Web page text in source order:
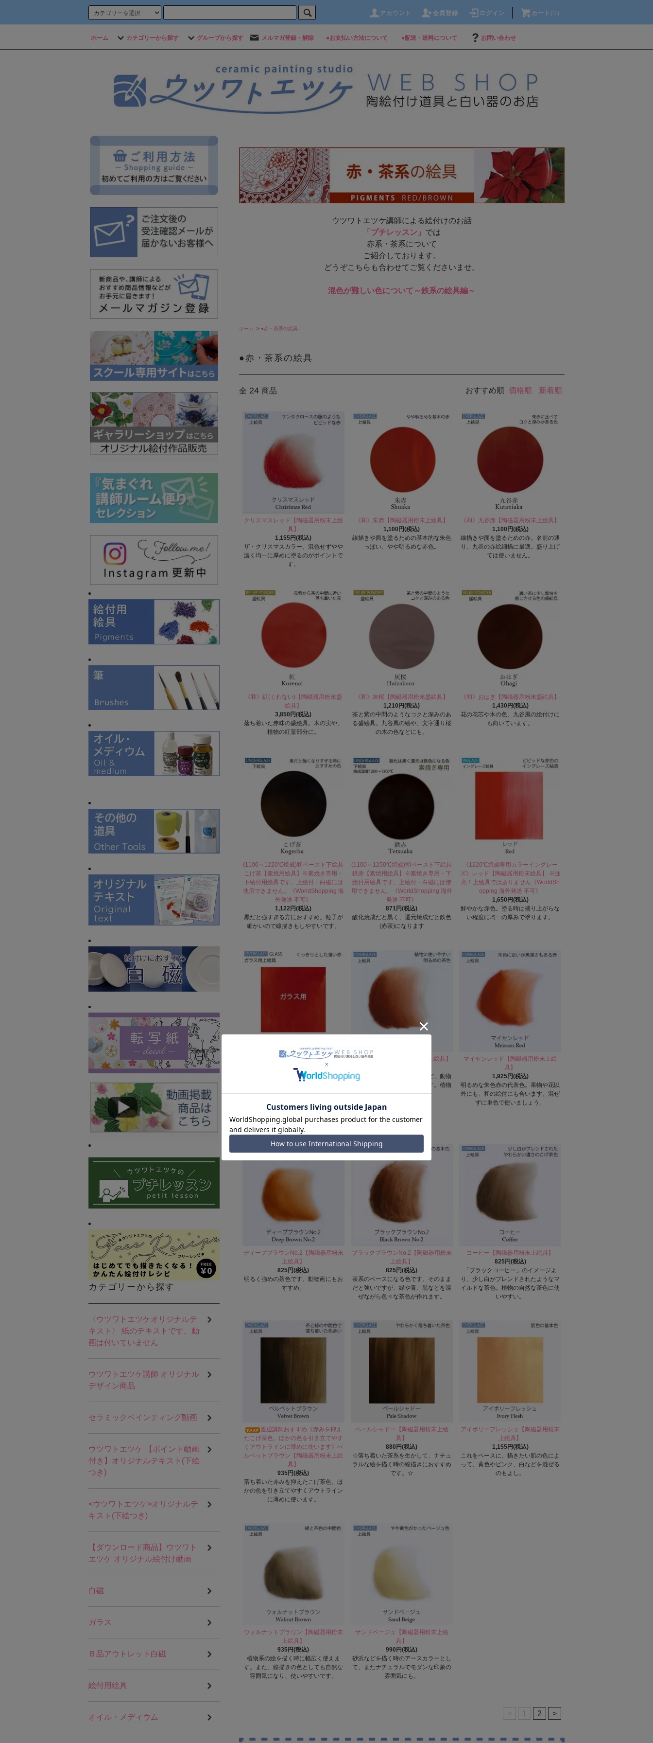
アカウント 会員登録 ログイン カート (0)
ホーム カテゴリーから探す グループから探す メルマガ登録・解除 ●お支払い方法について ●配送・送料について お問い合わせ
ウツワトエツケ講師による絵付けのお話
「プチレッスン」 では
赤系・茶系について
ご紹介しております。
どうぞこちらも合わせてご覧くださいませ。
混色が難しい色について～鉄系の絵具編～
ホーム > ●赤・茶系の絵具
●赤・茶系の絵具
全 24 商品 おすすめ順 価格順 新着順
クリスマスレッド【陶磁器用粉末上絵
具】
1,155円(税込)
ザ・クリスマスカラー。混色せずやや
濃く均一に厚めに塗るのがポイントで
す。
《和》朱赤【陶磁器用粉末上絵具】
1,100円(税込)
線描きや面を塗るための基本的な朱色
っぽい、やや明るめな赤色。
《和》九谷赤【陶磁器用粉末上絵具】
1,100円(税込)
線描きや面を塗るための赤。名前の通
り、九谷の赤絵細描に最適。盛り上げ
ては使いません。
《和》紅(くれない)【陶磁器用粉末盛
絵具】
3,850円(税込)
落ち着いた赤味の盛絵具。木の実や、
植物の紅葉部分に。
《和》灰桜【陶磁器用粉末盛絵具】
1,210円(税込)
茶と紫の中間のようなコクと深みのあ
る盛絵具。九谷風の絵や、文字通り桜
の木の色などにも。
《和》おはぎ【陶磁器用粉末盛絵具】
1,430円(税込)
花の花芯や木の色、九谷風の絵付けに
も向いています。
(1100～1220℃焼成)和ペースト下絵具
こげ茶【素焼用絵具】※素焼き専用・
下絵付用絵具です。上絵付・白磁には
使用できません。《WorldShopping 海
外発送 不可》
1,122円(税込)
黒だと強すぎる方におすすめ。粒子が
細かいので線描きもしやすいです。
(1100～1250℃焼成)和ペースト下絵具
鉄赤【素焼用絵具】※素焼き専用・下
絵付用絵具です。上絵付・白磁には使
用できません。《WorldShopping 海外
発送 不可》
871円(税込)
酸化焼成だと黒く、還元焼成だと鉄色
(赤茶)になります
《1220℃焼成専用カラーイングレー
ズ》レッド【陶磁器用粉末絵具】 ※注
意！上絵具ではありません《WorldSh
opping 海外発送 不可》
1,650円(税込)
鮮やかな赤色。塗る時は盛り上がらな
い程度に均一の厚みで塗ります。
《600～620℃焼成》グラス レッド
【ガラス用粉末上絵具】 ※ガラス絵付
専用です。陶磁器にはお使いいただけ
1,870円(税込)
強い赤が必要な時に。他の色とは混ぜ
られないので、単色でお使いくださ
い。
ローシェンナ【陶磁器用粉末上絵具】
明るめの茶色です。犬や猫など、動物
を描く時にはよく使用されます。植物
の枝や明るい木肌にも。
マイセンレッド【陶磁器用粉末上絵
具】
1,925円(税込)
明るめな朱色赤の代表色。果物や花以
外にも、和の絵付にも合います。混ぜ
ずに単色で使いましょう。
ディープブラウンNo.2【陶磁器用粉末
上絵具】
825円(税込)
明るく強めの茶色です。動物画にもお
すすめ。
ブラックブラウンNo.2【陶磁器用粉末
上絵具】
825円(税込)
茶系のベースになる色です。そのまま
だと強いですが、緑や青、黒などを混
ぜながら色々な茶色が作れます。
コーヒー【陶磁器用粉末上絵具】
825円(税込)
「ブラックコーヒー」のイメージよ
り、少し白がブレンドされたようなマ
イルドな茶色。植物の自然な茶色に使
いやすい。
渡辺講師おすすめ《赤みを抑え
たこげ茶色。ほかの色を引き立てやす
くアウトラインに薄めに使います》べ
ルベットブラウン【陶磁器用粉末上絵
具】
935円(税込)
落ち着いた赤みを抑えたこげ茶色。ほ
かの色を引き立てやすくアウトライン
に薄めに使います。
ペールシャドー【陶磁器用粉末上絵
具】
880円(税込)
☆落ち着いた茶系を生かして、ナチュ
ラルな絵を描く時の線描きにおすすめ
です。☆
アイボリーフレッシュ【陶磁器用粉末
上絵具】
1,155円(税込)
これをベースに、描きたい肌の色によ
って、黄色やピンク、白などを混ぜる
のもよし。
ウォルナットブラウン【陶磁器用粉末
上絵具】
935円(税込)
植物系の絵を描く時に幅広く使えま
す。また、線描きの色としても自然な
雰囲気になり、使いやすいです。
サンドベージュ【陶磁器用粉末上絵
具】
990円(税込)
砂浜などを描く時のアースカラーとし
て、またナチュラルでモダンな印象の
雰囲気にも。
< 2 >
カテゴリーから探す
〈ウツワトエツケオリジナルテ
キスト〉 紙のテキストです。動
画は付いていません
ウツワトエツケ講師 オリジナル
デザイン商品
セラミックペインティング動画
ウツワトエツケ 【ポイント動画
付き】オリジナルテキスト(下絵
つき)
<ウツワトエツケ>オリジナルテ
キスト(下絵つき)
【ダウンロード商品】ウツワト
エツケ オリジナル絵付け動画
白磁
ガラス
Ｂ品アウトレット白磁
絵付用絵具
オイル・メディウム